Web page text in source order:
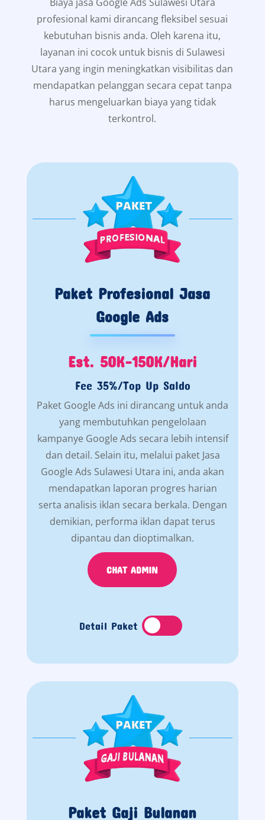
profesional kami dirancang fleksibel sesuai
kebutuhan bisnis anda. Oleh karena itu,
layanan ini cocok untuk bisnis di Sulawesi
Utara yang ingin meningkatkan visibilitas dan
mendapatkan pelanggan secara cepat tanpa
harus mengeluarkan biaya yang tidak
terkontrol.
Paket Profesional Jasa
Google Ads
Est. 50K-150K/Hari
Fee 35%/Top Up Saldo
Paket Google Ads ini dirancang untuk anda
yang membutuhkan pengelolaan
kampanye Google Ads secara lebih intensif
dan detail. Selain itu, melalui paket Jasa
Google Ads Sulawesi Utara ini, anda akan
mendapatkan laporan progres harian
serta analisis iklan secara berkala. Dengan
demikian, performa iklan dapat terus
dipantau dan dioptimalkan.
CHAT ADMIN
Detail Paket
Paket Gaji Bulanan